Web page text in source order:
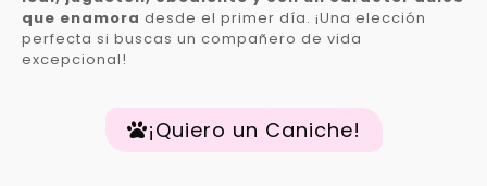
que enamora desde el primer día. ¡Una elección
perfecta si buscas un compañero de vida
excepcional!
¡Quiero un Caniche!